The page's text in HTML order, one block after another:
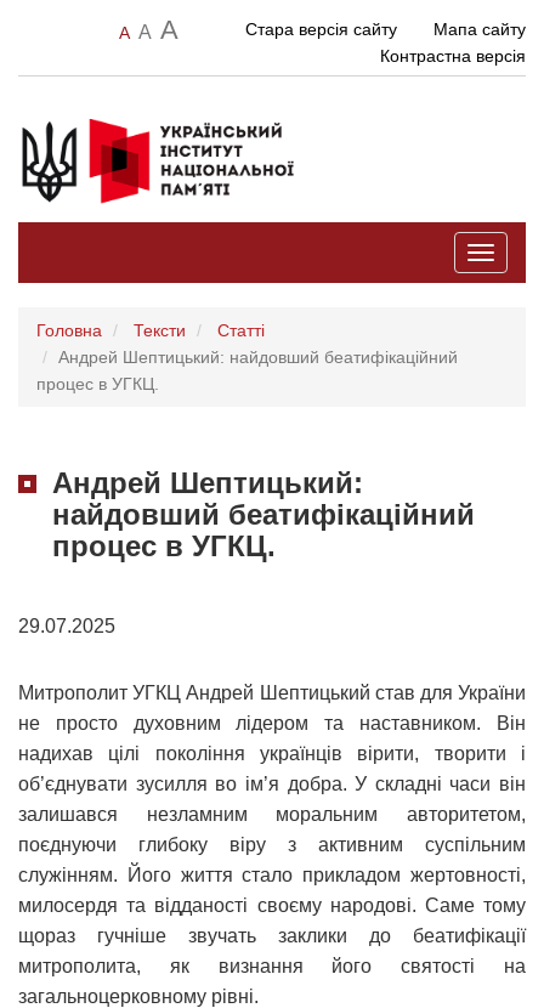
A A A Стара версія сайту
Мапа сайту
Контрастна версія
Toggle
Головна Тексти
Статті
Андрей Шептицький: найдовший беатифікаційний
процес в УГКЦ.
Андрей Шептицький:
найдовший беатифікаційний
процес в УГКЦ.
29.07.2025
Митрополит УГКЦ Андрей Шептицький став для України
не просто духовним лідером та наставником. Він
надихав цілі покоління українців вірити, творити і
об’єднувати зусилля во ім’я добра. У складні часи він
залишався незламним моральним авторитетом,
поєднуючи глибоку віру з активним суспільним
служінням. Його життя стало прикладом жертовності,
милосердя та відданості своєму народові. Саме тому
щораз гучніше звучать заклики до беатифікації
митрополита, як визнання його святості на
загальноцерковному рівні.